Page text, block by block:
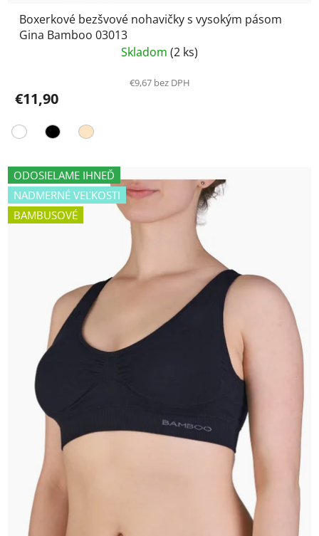
Boxerkové bezšvové nohavičky s vysokým pásom
Gina Bamboo 03013
Skladom (2 ks)
€9,67 bez DPH
€11,90
ODOSIELAME IHNEĎ
NADMERNÉ VEĽKOSTI
BAMBUSOVÉ